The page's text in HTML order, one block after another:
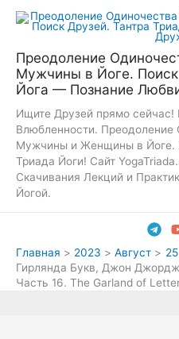
Перейти
Преодоление
Мужчины в Йоге. Поиск
Йога — Познание
Ищите Друзей прямо сейчас!
Влюбленности.
Мужчины и Женщины в Йоге.
Триада Йоги! Сайт
Скачивания Лекций и
Йогой.
Главная 2023 Август
25
Гирлянда Букв, Джон
Часть 16. The Garland of